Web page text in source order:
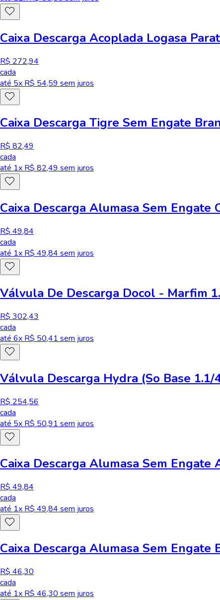
Caixa Descarga Acoplada Logasa
R$ 272,94
cada
até 5x R$ 54,59 sem juros
Caixa Descarga Tigre Sem Engate
R$ 82,49
cada
até 1x R$ 82,49 sem juros
Caixa Descarga Alumasa Sem Engate
R$ 49,84
cada
até 1x R$ 49,84 sem juros
Válvula De Descarga Docol - Marfim
R$ 302,43
cada
até 6x R$ 50,41 sem juros
Válvula Descarga Hydra (So Base 1.1/
R$ 254,56
cada
até 5x R$ 50,91 sem juros
Caixa Descarga Alumasa Sem Engate
R$ 49,84
cada
até 1x R$ 49,84 sem juros
Caixa Descarga Alumasa Sem Engate
R$ 46,30
cada
até 1x R$ 46,30 sem juros